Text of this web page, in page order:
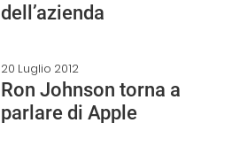
dell’azienda
20 Luglio 2012
Ron Johnson torna a
parlare di Apple